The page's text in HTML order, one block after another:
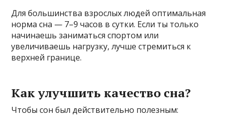
Для большинства взрослых людей оптимальная
норма сна — 7–9 часов в сутки. Если ты только
начинаешь заниматься спортом или
увеличиваешь нагрузку, лучше стремиться к
верхней границе.
Как улучшить качество сна?
Чтобы сон был действительно полезным: